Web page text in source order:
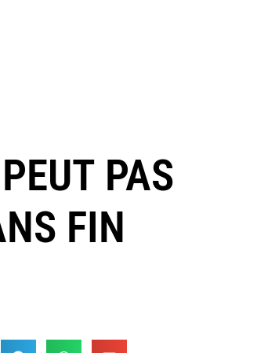
PAS
FIN